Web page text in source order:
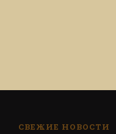
СВЕЖИЕ НОВОСТИ